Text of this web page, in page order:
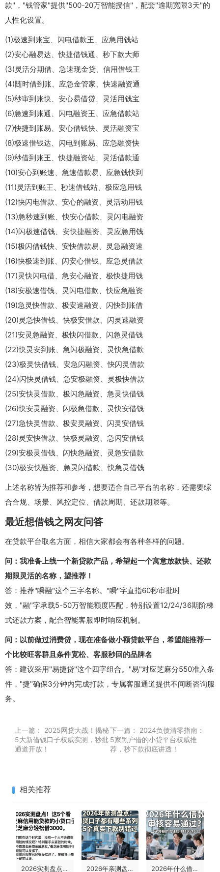
款"，"钱管家"提供"500-20万智能授信"，配套"逾期宽限3天"的
人性化设置。
(1)极速到账宝、闪电借款王、应急用钱站
(2)安心融易达、快捷借钱通、秒下款大师
(3)灵活分期借、急速现金贷、信用借钱王
(4)随时借到账、应急金管家、快速融资通
(5)秒审到账快、安心易借贷、灵活用钱宝
(6)急速到账通、闪电融资王、应急借款站
(7)快捷到账易、安心借钱快、灵活融资宝
(8)极速借钱达、闪电到账易、应急融资快
(9)秒借到账王、快捷融资站、灵活借款通
(10)安心到账速、急速借款易、应急钱快到
(11)灵活到账王、秒速借钱站、极应急用钱
(12)快闪电借款、安心的融资、灵活动用钱
(13)急秒速到账、快安心借款、灵闪电融资
(14)闪极速借钱、安快捷融资、灵应急用钱
(15)极闪借钱快、安快借款易、灵急融资速
(16)快极速到账、闪安心借钱、应急灵借款
(17)灵快闪电借、急安心融资、极快捷用钱
(18)安极速借钱、灵闪电借款、快应急融资
(19)急灵快借款、极安速融资、闪快到账借
(20)灵急快借钱、快极安借款、闪灵速融资
(21)安灵急融资、极快闪借款、闪急灵借钱
(22)快灵安到账、急闪极融资、灵快急借款
(23)极灵快借钱、安急闪融资、快闪灵借款
(24)闪快灵借钱、急安极融资、灵极快借款
(25)安快灵借款、极闪急融资、急灵快借钱
(26)快安灵融资、闪极急借款、灵快安借钱
(27)急快灵借款、极安灵融资、闪灵安借钱
(28)灵安快借款、快极灵融资、急闪安借钱
(29)安极灵借钱、闪快急融资、灵急安借款
(30)极安快融资、急灵闪借款、快急灵借钱
上述名称皆为推荐和参考，想要适合自己平台的名称，还需要综
合合规、场景、风控定位、借款周期、还款期限等。
最近想借钱之网友问答
在贷款平台取名方面，相信大家都会有各种各样的问题。
问：我准备上线一个新贷款产品，希望起一个寓意放款快、还款
期限灵活的名称，望推荐！
答：推荐"瞬融"这个三字名称。"瞬"字直指60秒审批时
效，"融"字承载5-50万智能额度匹配，特别设置12/24/36期阶梯
式还款方案，配合智能客服即时响应机制。
问：以前做过消费贷，现在准备做小额贷款平台，希望能推荐一
个比较旺客群且条件宽松、客服秒回的品牌名
答：建议采用"易捷贷"这个四字组合。"易"对应芝麻分550准入条
件，"捷"确保3分钟内完成打款，专属客服通道提供不间断咨询服
务。
上一篇：
2025网贷大战！揭秘
5大新借钱口子权威实测，秒批
通道开放！
下一篇：
2024负债清零指南：
5家黑户借的小贷平台权威推
荐，秒下款彻底讲透！
相关推荐
2026实测盘点！这5个看芝麻信用能贷款的小贷口子，凭芝麻分轻松借3000 2026年亲测盘点：网贷口子都有哪些系列？这5个真实下款别错过！ 2026年什么借款审核容易通过？口碑爆棚的借钱软件精选这5个！